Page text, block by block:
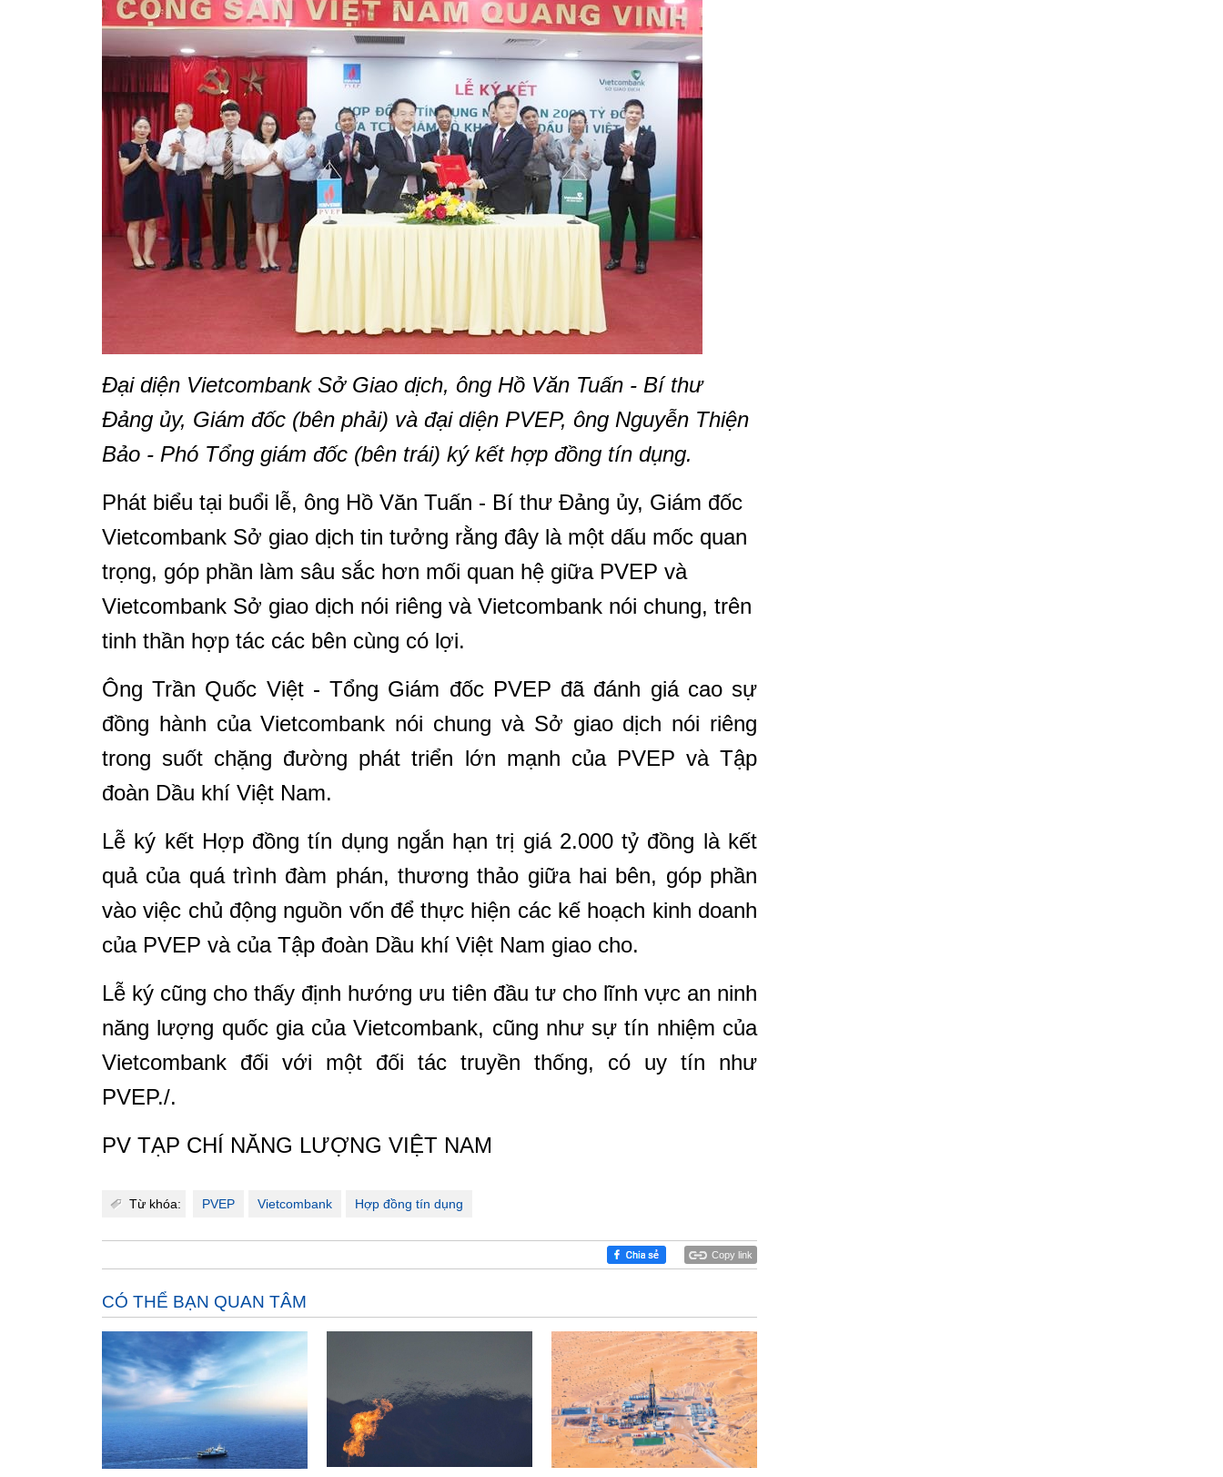
Đại diện Vietcombank Sở Giao dịch, ông Hồ Văn Tuấn - Bí thư
Đảng ủy, Giám đốc (bên phải) và đại diện PVEP, ông Nguyễn Thiện
Bảo - Phó Tổng giám đốc (bên trái) ký kết hợp đồng tín dụng.
Phát biểu tại buổi lễ, ông Hồ Văn Tuấn - Bí thư Đảng ủy, Giám đốc
Vietcombank Sở giao dịch tin tưởng rằng đây là một dấu mốc quan
trọng, góp phần làm sâu sắc hơn mối quan hệ giữa PVEP và
Vietcombank Sở giao dịch nói riêng và Vietcombank nói chung, trên
tinh thần hợp tác các bên cùng có lợi.
Ông Trần Quốc Việt - Tổng Giám đốc PVEP đã đánh giá cao sự
đồng hành của Vietcombank nói chung và Sở giao dịch nói riêng
trong suốt chặng đường phát triển lớn mạnh của PVEP và Tập
đoàn Dầu khí Việt Nam.
Lễ ký kết Hợp đồng tín dụng ngắn hạn trị giá 2.000 tỷ đồng là kết
quả của quá trình đàm phán, thương thảo giữa hai bên, góp phần
vào việc chủ động nguồn vốn để thực hiện các kế hoạch kinh doanh
của PVEP và của Tập đoàn Dầu khí Việt Nam giao cho.
Lễ ký cũng cho thấy định hướng ưu tiên đầu tư cho lĩnh vực an ninh
năng lượng quốc gia của Vietcombank, cũng như sự tín nhiệm của
Vietcombank đối với một đối tác truyền thống, có uy tín như
PVEP./.
PV TẠP CHÍ NĂNG LƯỢNG VIỆT NAM
Từ khóa: PVEP Vietcombank Hợp đồng tín dụng
Copy link
CÓ THỂ BẠN QUAN TÂM